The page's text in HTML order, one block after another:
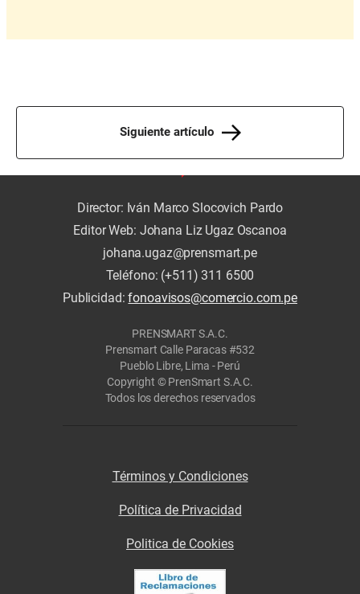
Siguiente artículo
Director: Iván Marco Slocovich Pardo
Editor Web: Johana Liz Ugaz Oscanoa
johana.ugaz@prensmart.pe
Teléfono: (+511) 311 6500
Publicidad:fonoavisos@comercio.com.pe
PRENSMART S.A.C.
Prensmart Calle Paracas #532
Pueblo Libre, Lima - Perú
Copyright © PrenSmart S.A.C.
Todos los derechos reservados
Términos y Condiciones
Política de Privacidad
Politica de Cookies